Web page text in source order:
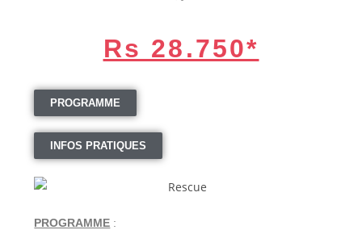
Rs 28.750*
PROGRAMME
INFOS PRATIQUES
PROGRAMME :